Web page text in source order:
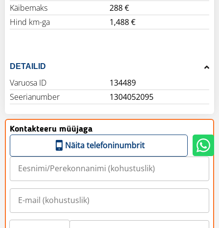
Käibemaks
288 €
Hind km-ga
1,488 €
DETAILID
Varuosa ID
134489
Seerianumber
1304052095
Kontakteeru müüjaga
Näita telefoninumbrit